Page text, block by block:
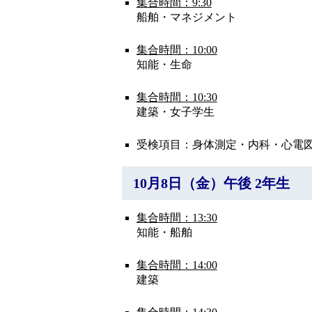
集合時間：9:30
船舶・マネジメント
集合時間：10:00
知能・生命
集合時間：10:30
建築・女子学生
受検項目：身体測定・内科・心電
10月8日（金）午後 2年生
集合時間：13:30
知能・船舶
集合時間：14:00
建築